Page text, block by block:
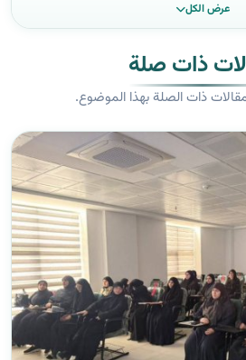
عرض الكل
ذات صلة
ذات الصلة بهذا الموضوع.